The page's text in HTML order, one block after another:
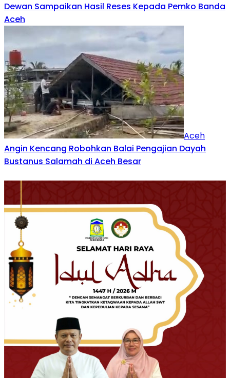
Dewan Sampaikan Hasil Reses Kepada Pemko Banda
Aceh
Aceh
Angin Kencang Robohkan Balai Pengajian Dayah
Bustanus Salamah di Aceh Besar